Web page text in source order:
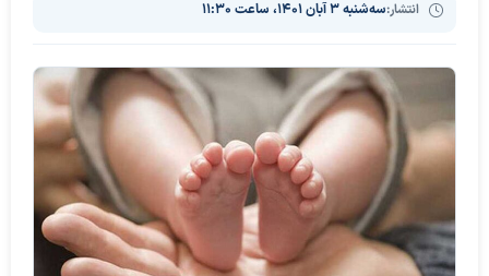
انتشار:سه‌شنبه ۳ آبان ۱۴۰۱، ساعت ۱۱:۳۰